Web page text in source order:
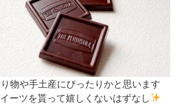
物や手土産にぴったりかと思います
ーツを貰って嬉しくないはずなし